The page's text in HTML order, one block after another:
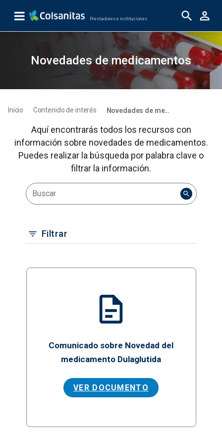
Skip to Main Content
Prestadores e instituciones
Novedades de medicamentos
Novedades de medicamentos
Inicio Contenido de interés Novedades de medicamentos
Aquí encontrarás todos los recursos con
información sobre novedades de medicamentos.
Puedes realizar la búsqueda por palabra clave o
filtrar la información.
Filtrar
Comunicado sobre Novedad del
medicamento Dulaglutida
VER DOCUMENTO